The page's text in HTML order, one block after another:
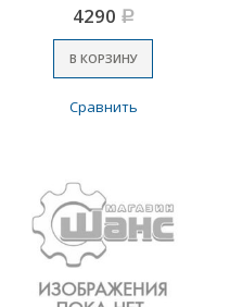
4290 Р
В КОРЗИНУ
Сравнить